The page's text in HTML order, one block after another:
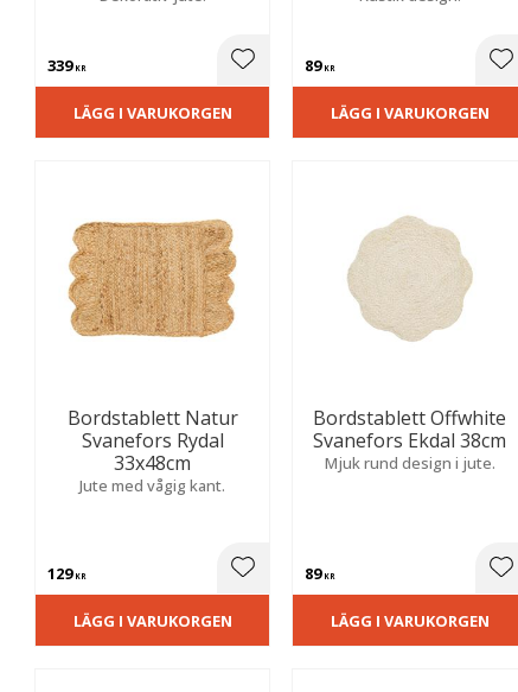
339KR Lägg till i favoriter
LÄGG I VARUKORGEN
89KR
LÄGG I VARUKORGEN
Bordstablett Natur
Svanefors Rydal
33x48cm
Jute med vågig kant.
129KR Lägg till i favoriter
LÄGG I VARUKORGEN
Bordstablett Offwhite
Svanefors Ekdal 38cm
Mjuk rund design i jute.
89KR
LÄGG I VARUKORGEN